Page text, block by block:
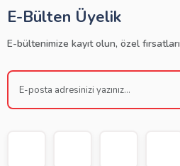
E-Bülten Üyelik
E-bültenimize kayıt olun, özel fırsatları